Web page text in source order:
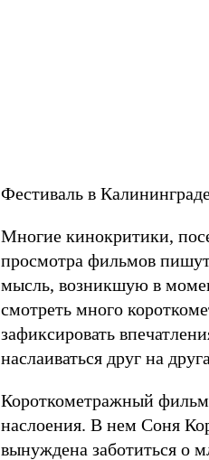
Фестиваль в
Многие кинокритики,
просмотра фильмов пишут
мысль, возникшую в
смотреть много
зафиксировать
наслаиваться друг на
Короткометражный фильм
наслоения. В нем Соня
вынуждена заботиться о